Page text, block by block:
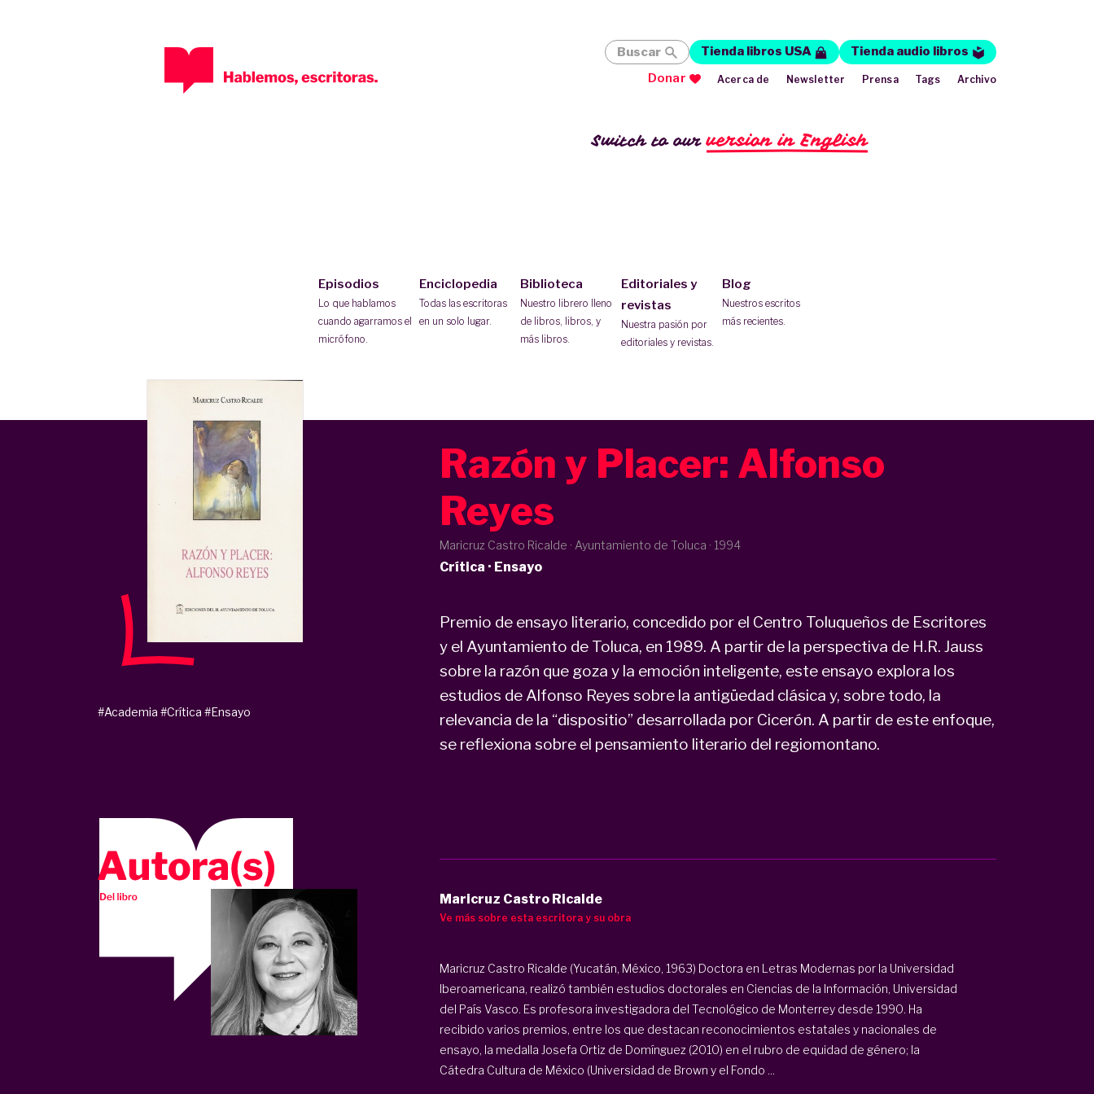
Switch to ourversion in English
Episodios
Lo que hablamos
cuando agarramos el
micrófono.
Enciclopedia
Todas las escritoras
en un solo lugar.
Biblioteca
Nuestro librero lleno
de libros, libros, y
más libros.
Editoriales y
revistas
Nuestra pasión por
editoriales y revistas.
Blog
Nuestros escritos
más recientes.
Buscar Tienda libros USA
Tienda audio libros
Donar
Acerca de Newsletter Prensa Tags Archivo
Razón y Placer: Alfonso
Reyes
Maricruz Castro Ricalde · Ayuntamiento de Toluca · 1994
Crítica · Ensayo
Premio de ensayo literario, concedido por el Centro Toluqueños de Escritores
y el Ayuntamiento de Toluca, en 1989. A partir de la perspectiva de H.R. Jauss
sobre la razón que goza y la emoción inteligente, este ensayo explora los
estudios de Alfonso Reyes sobre la antigüedad clásica y, sobre todo, la
relevancia de la “dispositio” desarrollada por Cicerón. A partir de este enfoque,
se reflexiona sobre el pensamiento literario del regiomontano.
#Academia #Crítica #Ensayo
Maricruz Castro Ricalde
Ve más sobre esta escritora y su obra
Maricruz Castro Ricalde (Yucatán, México, 1963) Doctora en Letras Modernas por la Universidad
Iberoamericana, realizó también estudios doctorales en Ciencias de la Información, Universidad
del País Vasco. Es profesora investigadora del Tecnológico de Monterrey desde 1990. Ha
recibido varios premios, entre los que destacan reconocimientos estatales y nacionales de
ensayo, la medalla Josefa Ortiz de Domínguez (2010) en el rubro de equidad de género; la
Cátedra Cultura de México (Universidad de Brown y el Fondo ...